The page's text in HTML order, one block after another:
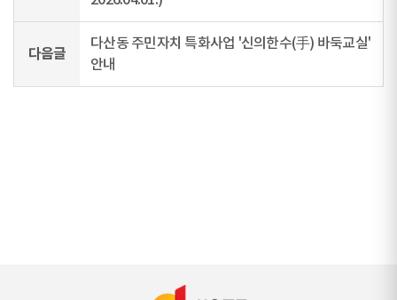
다음글
다산동 주민자치 특화사업 '신의한수(手) 바둑교실'
안내